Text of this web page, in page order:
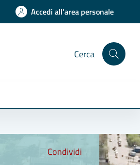
Accedi all'area personale
Cerca
Condividi